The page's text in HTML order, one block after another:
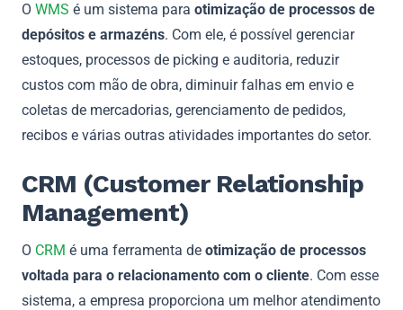
O WMS é um sistema para otimização de processos de
depósitos e armazéns. Com ele, é possível gerenciar
estoques, processos de picking e auditoria, reduzir
custos com mão de obra, diminuir falhas em envio e
coletas de mercadorias, gerenciamento de pedidos,
recibos e várias outras atividades importantes do setor.
CRM (Customer Relationship
Management)
O CRM é uma ferramenta de otimização de processos
voltada para o relacionamento com o cliente. Com esse
sistema, a empresa proporciona um melhor atendimento